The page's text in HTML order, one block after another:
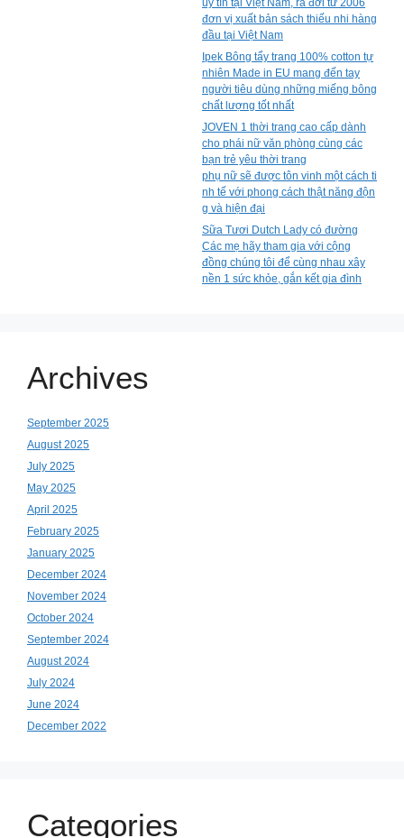
uy tín tại Việt Nam, ra đời từ 2006
đơn vị xuất bản sách thiếu nhi hàng
đầu tại Việt Nam
Ipek Bông tẩy trang 100% cotton tự
nhiên Made in EU mang đến tay
người tiêu dùng những miếng bông
chất lượng tốt nhất
JOVEN 1 thời trang cao cấp dành
cho phái nữ văn phòng cùng các
bạn trẻ yêu thời trang
phụ nữ sẽ được tôn vinh một cách ti
nh tế với phong cách thật năng độn
g và hiện đại
Sữa Tươi Dutch Lady có đường
Các mẹ hãy tham gia với cộng
đồng chúng tôi để cùng nhau xây
nền 1 sức khỏe, gắn kết gia đình
Archives
September 2025
August 2025
July 2025
May 2025
April 2025
February 2025
January 2025
December 2024
November 2024
October 2024
September 2024
August 2024
July 2024
June 2024
December 2022
Categories